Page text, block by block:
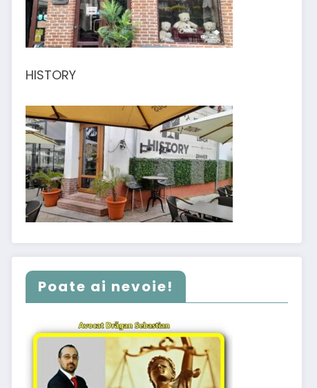
HISTORY
Poate ai nevoie!